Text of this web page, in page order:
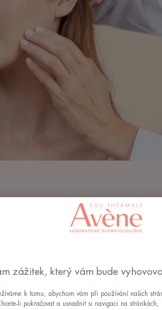
krém v gelu
hydratace
v kombinaci vody a gelu
zážitek, který vám bude
k tomu, abychom vám při používání našich
li pokračovat a usnadnit si navigaci na